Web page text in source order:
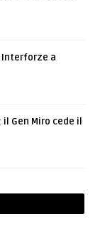
Interforze a
Gen Miro cede il